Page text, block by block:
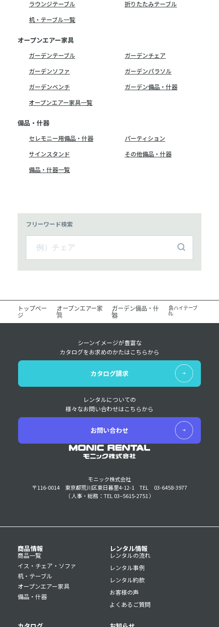
ラウンジテーブル
折りたたみテーブル
机・テーブル一覧
オープンエアー家具
ガーデンテーブル
ガーデンチェア
ガーデンソファ
ガーデンパラソル
ガーデンベンチ
ガーデン備品・什器
オープンエアー家具一覧
備品・什器
セレモニー用備品・什器
パーティション
サインスタンド
その他備品・什器
備品・什器一覧
フリーワード検索
トップペー
ジ
オープンエアー家
具
ガーデン備品・什
器
角ハイテーブ
ル
モニック株式会社
〒116-0014 東京都荒川区東日暮里4-12-1
TEL 03-6458-3977
（ 人事・総務：TEL 03–5615-2751 ）
シーンイメージが豊富な
カタログをお求めのかたはこちらから
カタログ請求
レンタルについての
様々なお問い合わせはこちらから
お問い合わせ
商品情報
商品一覧
イス・チェア・ソファ
机・テーブル
オープンエアー家具
備品・什器
レンタル情報
レンタルの流れ
レンタル事例
レンタル約款
お客様の声
よくあるご質問